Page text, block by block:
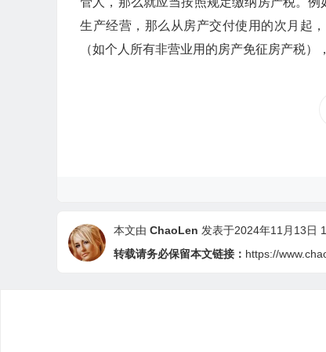
生产经营，那么从房产交付使用的次月起
（如个人所有非营业用的房产免征房产税）
本文由 ChaoLen 发表于2024年11月13日
转载请务必保留本文链接： https://